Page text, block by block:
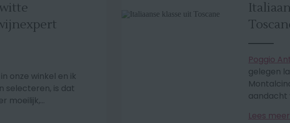
onze winkel en ik
selecteren, is dat
moeilijk,...
Poggio
gelegen
aandacht
Lees